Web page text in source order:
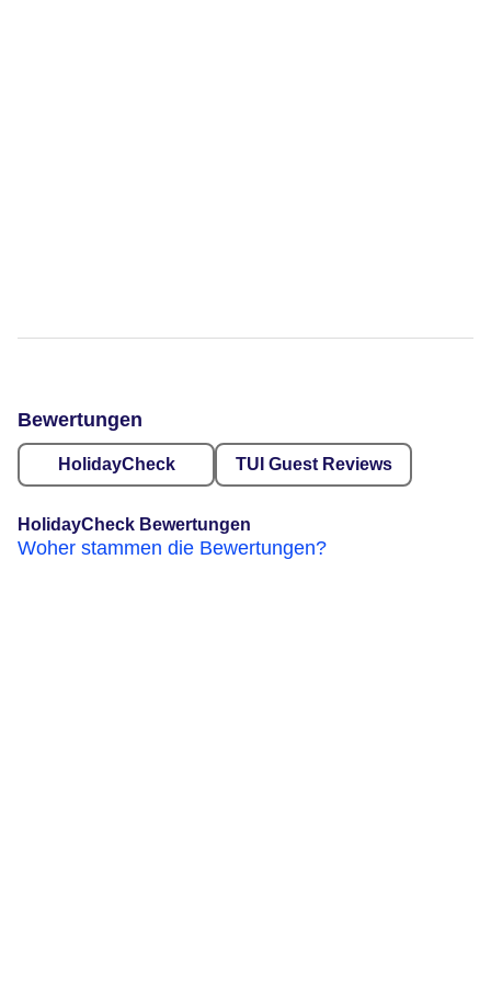
Bewertungen
HolidayCheck TUI Guest Reviews
HolidayCheck Bewertungen
Woher stammen die Bewertungen?